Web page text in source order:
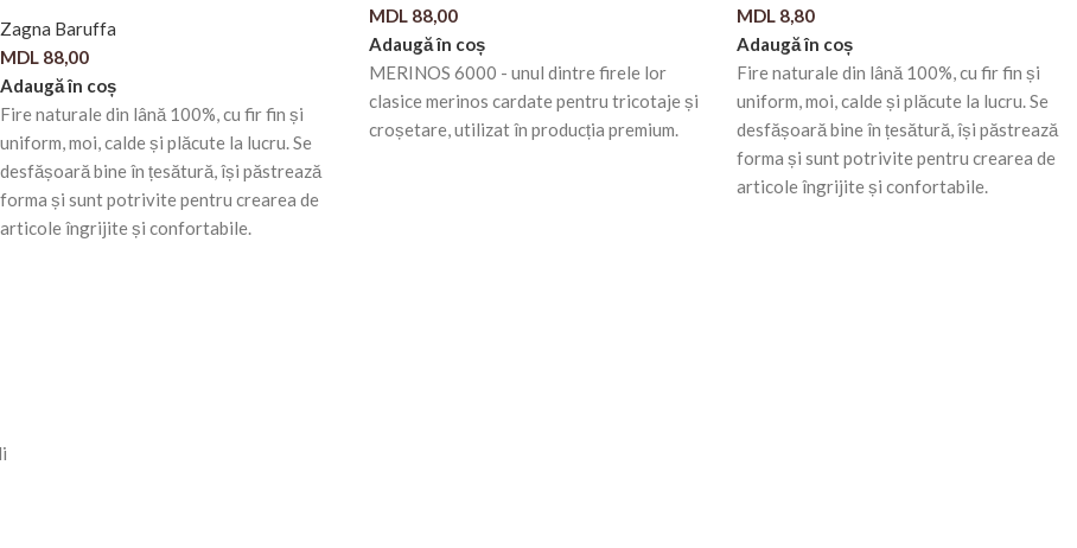
Zagna Baruffa
MDL 88,00
Adaugă în coș
Fire naturale din lână 100%, cu fir fin și
uniform, moi, calde și plăcute la lucru. Se
desfășoară bine în țesătură, își păstrează
forma și sunt potrivite pentru crearea de
articole îngrijite și confortabile.
MDL88,00
Adaugă în coș
MERINOS 6000 - unul dintre firele lor
clasice merinos cardate pentru tricotaje și
croșetare, utilizat în producția premium.
MDL 8,80
Adaugă în coș
Fire naturale din lână 100%, cu fir fin și
uniform, moi, calde și plăcute la lucru. Se
desfășoară bine în țesătură, își păstrează
forma și sunt potrivite pentru crearea de
articole îngrijite și confortabile.